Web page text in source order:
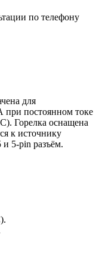
по телефону
для
при постоянном токе
Горелка оснащена
к источнику
5-pin разъём.